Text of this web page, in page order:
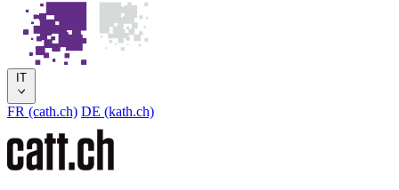
IT
FR (cath.ch) DE (kath.ch)